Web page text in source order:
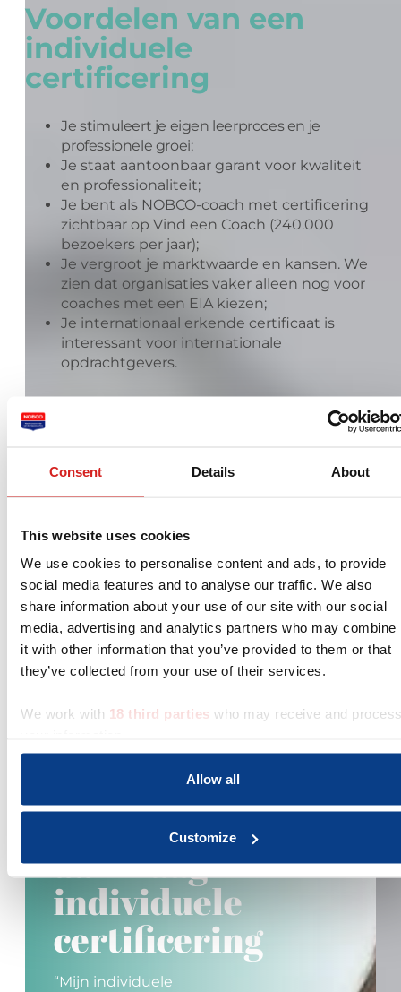
Consent Details About
This website uses cookies
We use cookies to personalise content and ads, to provide
social media features and to analyse our traffic. We also
share information about your use of our site with our social
media, advertising and analytics partners who may combine
it with other information that you’ve provided to them or that
they’ve collected from your use of their services.
We work with 18 third parties who may receive and
Allow all
Customize
Voordelen van een
individuele
certificering
Je stimuleert je eigen leerproces en je
professionele groei;
Je staat aantoonbaar garant voor kwaliteit
en professionaliteit;
Je bent als NOBCO-coach met certificering
zichtbaar op Vind een Coach (240.000
bezoekers per jaar);
Je vergroot je marktwaarde en kansen. We
zien dat organisaties vaker alleen nog voor
coaches met een EIA kiezen;
Je internationaal erkende certificaat is
interessant voor internationale
opdrachtgevers.
Ervaring
aanvraag
individuele
certificering
“Mijn individuele